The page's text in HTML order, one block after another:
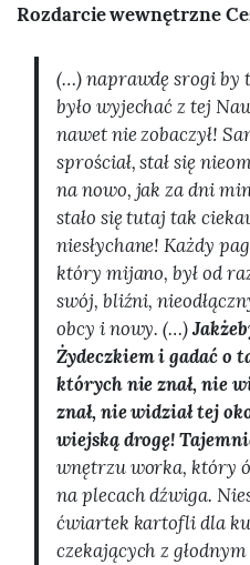
Rozdarcie wewnętrzne
(…) naprawdę srogi by
było wyjechać z tej
nawet nie zobaczył!
sprościał, stał się
na nowo, jak za dni
stało się tutaj tak
niesłychane! Każdy
który mijano, był od
swój, bliźni,
obcy i nowy. (…)
Żydeczkiem i gadać o
których nie znał, nie
znał, nie widział tej
wiejską drogę!
wnętrzu worka, który
na plecach dźwiga.
ćwiartek kartofli dla
czekających z